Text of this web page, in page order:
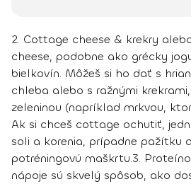
2. Cottage cheese & krekry
cheese, podobne ako grécky
bielkovín. Môžeš si ho dať s
chleba alebo s ražnými
zeleninou (napríklad mrkvou,
Ak si chceš cottage ochutiť,
soli a korenia, prípadne pažítku
potréningovú maškrtu.3.
nápoje sú skvelý spôsob, ako